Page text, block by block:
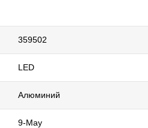
359502
LED
Алюминий
9-May